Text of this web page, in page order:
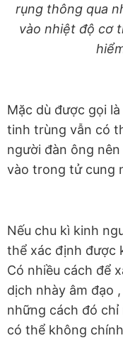
rụng thông qua
vào nhiệt độ cơ
Mặc dù được gọi
tinh trùng vẫn có
người đàn ông
vào trong tử cung
Nếu chu kì kinh
thể xác định được
Có nhiều cách để
dịch nhày âm đạo
những cách đó
có thể không